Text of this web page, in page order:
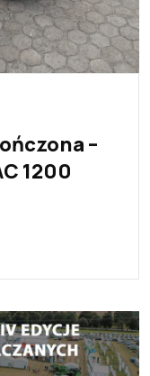
–
1200